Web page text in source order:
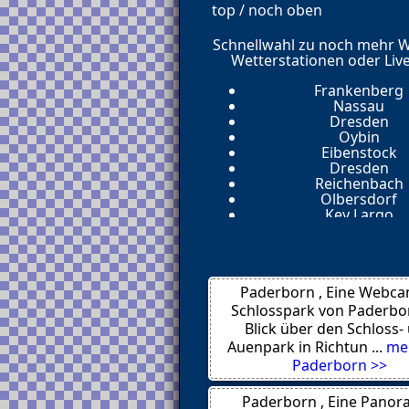
top / noch oben
Schnellwahl zu noch mehr
Wetterstationen oder
Frankenberg
Nassau
Dresden
Oybin
Eibenstock
Dresden
Reichenbach
Olbersdorf
Key Largo
Bautzen
Klingenthal
Holzhau
Dresden
Zwickau
Zittau
Wolkenstein
Tellerhäuser
Tellerhaeuser
Paderborn , Eine
Schlosspark von
Blick über den Schloss-
Auenpark in Richtun ...
Paderborn >>
Paderborn , Eine